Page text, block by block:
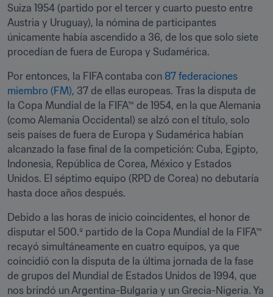
Suiza 1954 (partido por el tercer y cuarto puesto entre
Austria y Uruguay), la nómina de participantes
únicamente había ascendido a 36, de los que solo siete
procedían de fuera de Europa y Sudamérica.
Por entonces, la FIFA contaba con 87 federaciones
miembro (FM), 37 de ellas europeas. Tras la disputa de
la Copa Mundial de la FIFA™ de 1954, en la que Alemania
(como Alemania Occidental) se alzó con el título, solo
seis países de fuera de Europa y Sudamérica habían
alcanzado la fase final de la competición: Cuba, Egipto,
Indonesia, República de Corea, México y Estados
Unidos. El séptimo equipo (RPD de Corea) no debutaría
hasta doce años después.
Debido a las horas de inicio coincidentes, el honor de
disputar el 500.º partido de la Copa Mundial de la FIFA™
recayó simultáneamente en cuatro equipos, ya que
coincidió con la disputa de la última jornada de la fase
de grupos del Mundial de Estados Unidos de 1994, que
nos brindó un Argentina-Bulgaria y un Grecia-Nigeria. Ya